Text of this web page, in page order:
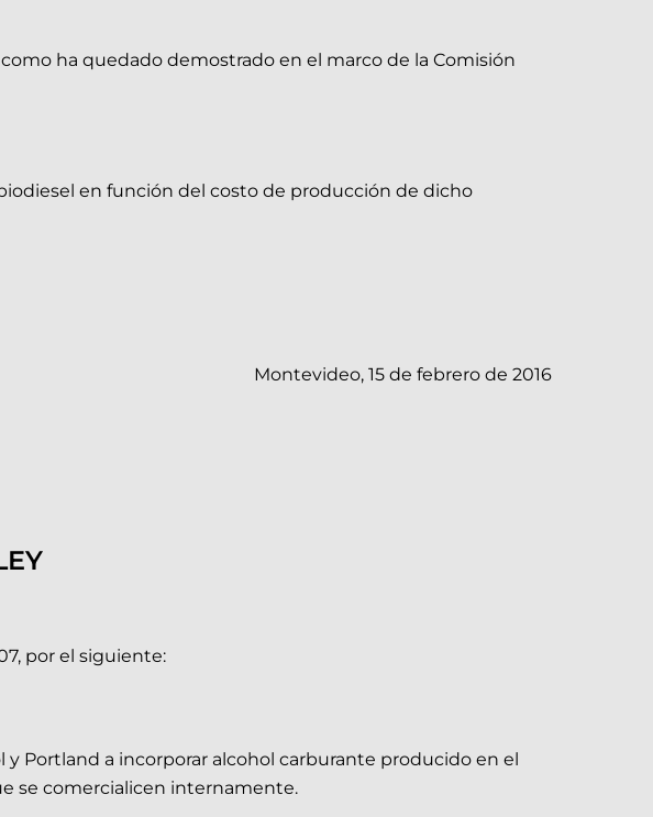
ha quedado demostrado en el marco de la Comisión
en función del costo de producción de dicho
Montevideo, 15 de febrero de 2016
por el siguiente:
Portland a incorporar alcohol carburante producido en el
se comercialicen internamente.